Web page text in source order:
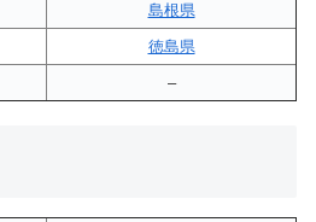
島根県
徳島県
–